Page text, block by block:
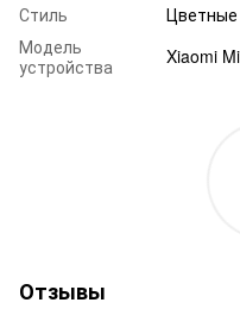
Стиль
Модель
устройства
Xiaomi
Отзывы